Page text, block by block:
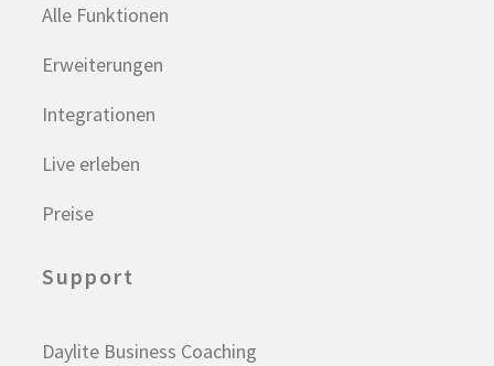
Alle Funktionen
Erweiterungen
Integrationen
Live erleben
Preise
Support
Daylite Business Coaching